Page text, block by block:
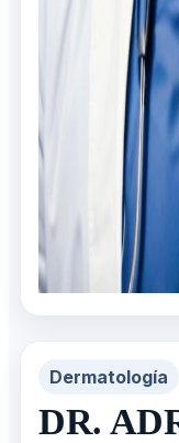
Dermatología
DR.